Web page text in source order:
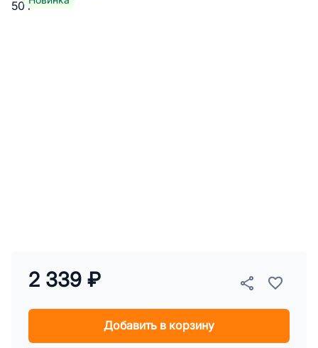
2 339 ₽
Добавить в корзину